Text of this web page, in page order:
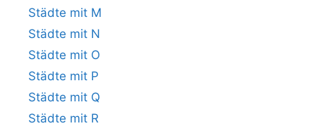
Städte mit M
Städte mit N
Städte mit O
Städte mit P
Städte mit Q
Städte mit R